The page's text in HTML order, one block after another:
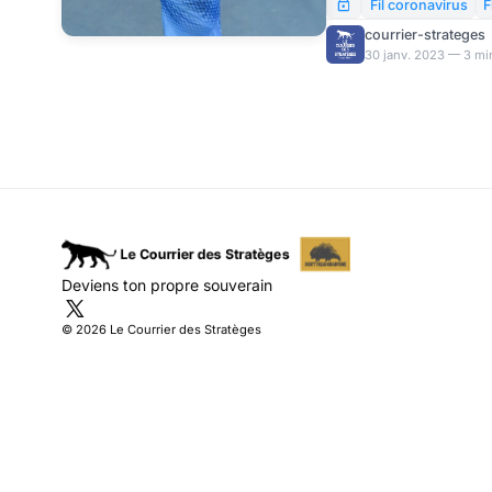
tournoi du Grand
Nadal avec 22 titres
Fil coronavirus
courrier-strateges
30 janv. 2023 — 3
Deviens ton propre souverain
© 2026 Le Courrier des Stratèges